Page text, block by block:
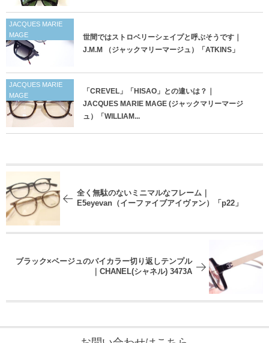
JACQUES MARIE
MAGE
世間ではストロベリーシェイプと呼ぶそうです｜
J.M.M （ジャックマリーマージュ）「ATKINS」
JACQUES MARIE
MAGE
「CREVEL」「HISAO」との違いは？｜
JACQUES MARIE MAGE (ジャックマリーマージ
ュ）「WILLIAM...
全く無駄のないミニマルなフレーム｜
E5eyevan（イーファイブアイヴァン）「p22」
ブラック×ベージュのバイカラー切り返しテンプル
｜CHANEL(シャネル) 3473A